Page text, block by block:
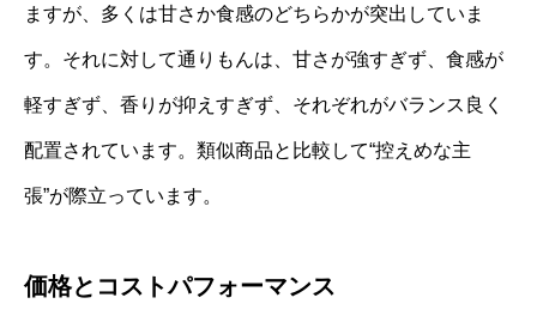
ますが、多くは甘さか食感のどちらかが突出していま
す。それに対して通りもんは、甘さが強すぎず、食感が
軽すぎず、香りが抑えすぎず、それぞれがバランス良く
配置されています。類似商品と比較して“控えめな主
張”が際立っています。
価格とコストパフォーマンス